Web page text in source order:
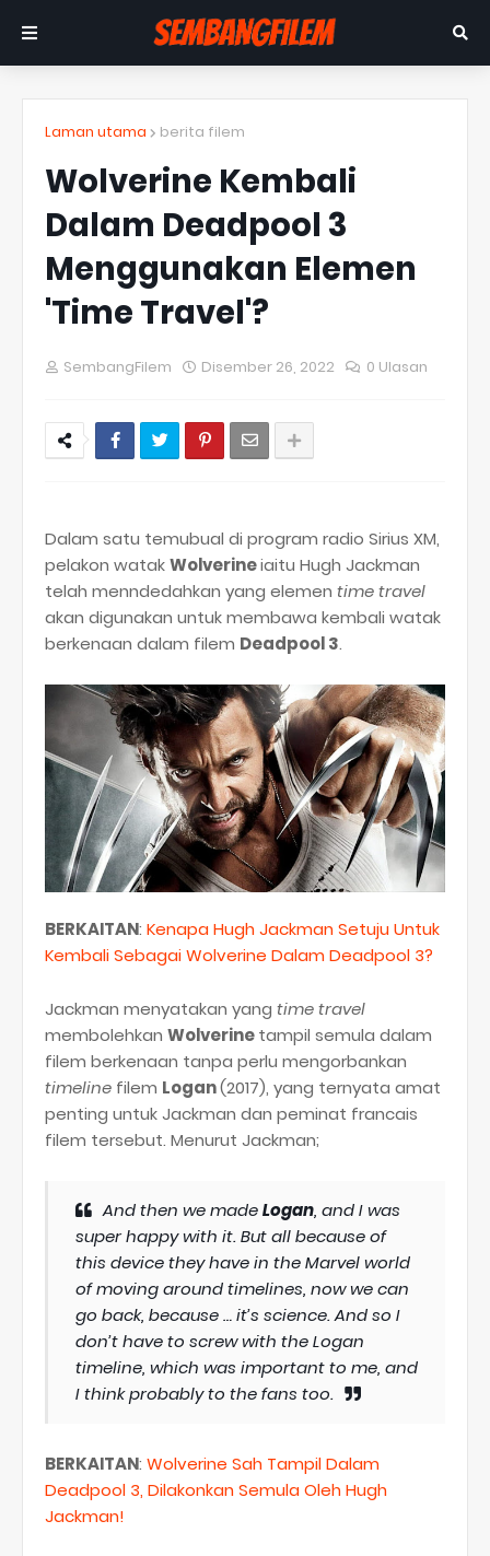
Laman utama berita filem
Wolverine Kembali
Dalam Deadpool 3
Menggunakan Elemen
'Time Travel'?
SembangFilem Disember 26, 2022 0 Ulasan
Dalam satu temubual di program radio Sirius XM,
pelakon watakWolverineiaitu Hugh Jackman
telah menndedahkan yang elemen time travel
akan digunakan untuk membawa kembali watak
berkenaan dalam filem Deadpool 3.
BERKAITAN: Kenapa Hugh Jackman Setuju Untuk
Kembali Sebagai Wolverine Dalam Deadpool 3?
Jackman menyatakan yang time travel
membolehkan Wolverinetampil semula dalam
filem berkenaan tanpa perlu mengorbankan
timeline filem Logan(2017), yang ternyata amat
penting untuk Jackman dan peminat francais
filem tersebut. Menurut Jackman;
And then we madeLogan, and I was
super happy with it. But all because of
this device they have in the Marvel world
of moving around timelines, now we can
go back, because … it’s science. And so I
don’t have to screw with the Logan
timeline, which was important to me, and
I think probably to the fans too.
BERKAITAN: Wolverine Sah Tampil Dalam
Deadpool 3, Dilakonkan Semula Oleh Hugh
Jackman!